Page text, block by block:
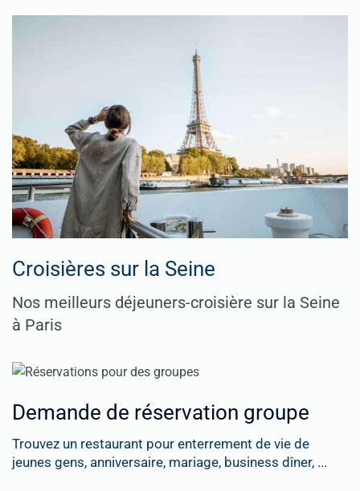
Croisières sur la Seine
Nos meilleurs déjeuners-croisière sur la Seine
à Paris
Demande de réservation groupe
Trouvez un restaurant pour enterrement de vie de
jeunes gens, anniversaire, mariage, business dîner, ...